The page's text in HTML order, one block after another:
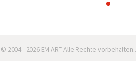
© 2004 - 2026 EM ART Alle Rechte vorbehalten..